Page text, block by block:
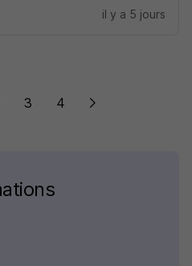
il y a 5 jours
3 4